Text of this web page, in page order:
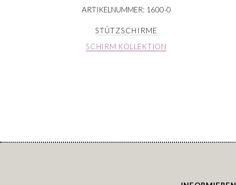
ARTIKELNUMMER: 1600-0
STÜTZSCHIRME
SCHIRM KOLLEKTION